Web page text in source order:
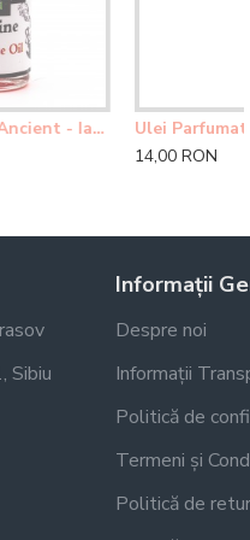
Buddha
Sibiu
Informații
Despre noi
Informații
Politică de
Termeni și
Politică de retur